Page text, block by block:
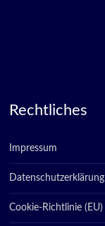
Rechtliches
Impressum
Datenschutzerklärung
Cookie-Richtlinie (EU)